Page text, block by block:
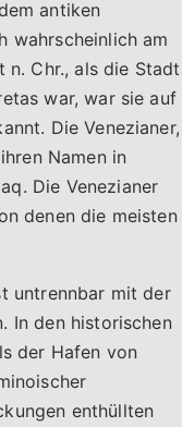
antiken
wahrscheinlich am
n. Chr., als die Stadt
war, war sie auf
Die Venezianer,
Namen in
Die Venezianer
denen die meisten
untrennbar mit der
In den historischen
der Hafen von
enthüllten